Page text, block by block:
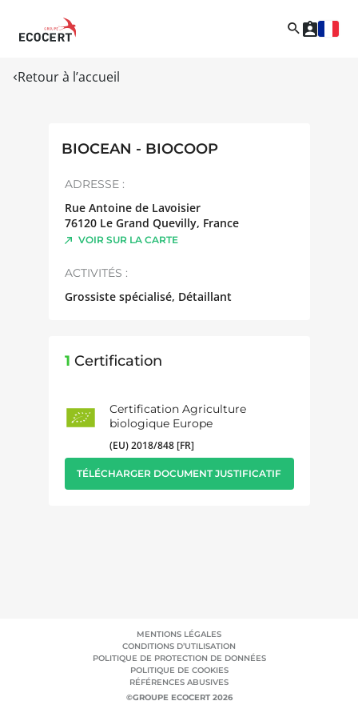
Retour à l’accueil
BIOCEAN - BIOCOOP
ADRESSE :
Rue Antoine de Lavoisier
76120 Le Grand Quevilly, France
VOIR SUR LA CARTE
ACTIVITÉS :
Grossiste spécialisé, Détaillant
1 Certification
Certification Agriculture
biologique Europe
(EU) 2018/848 [FR]
TÉLÉCHARGER DOCUMENT JUSTIFICATIF
MENTIONS LÉGALES
CONDITIONS D’UTILISATION
POLITIQUE DE PROTECTION DE DONNÉES
POLITIQUE DE COOKIES
RÉFÉRENCES ABUSIVES
©GROUPE ECOCERT 2026